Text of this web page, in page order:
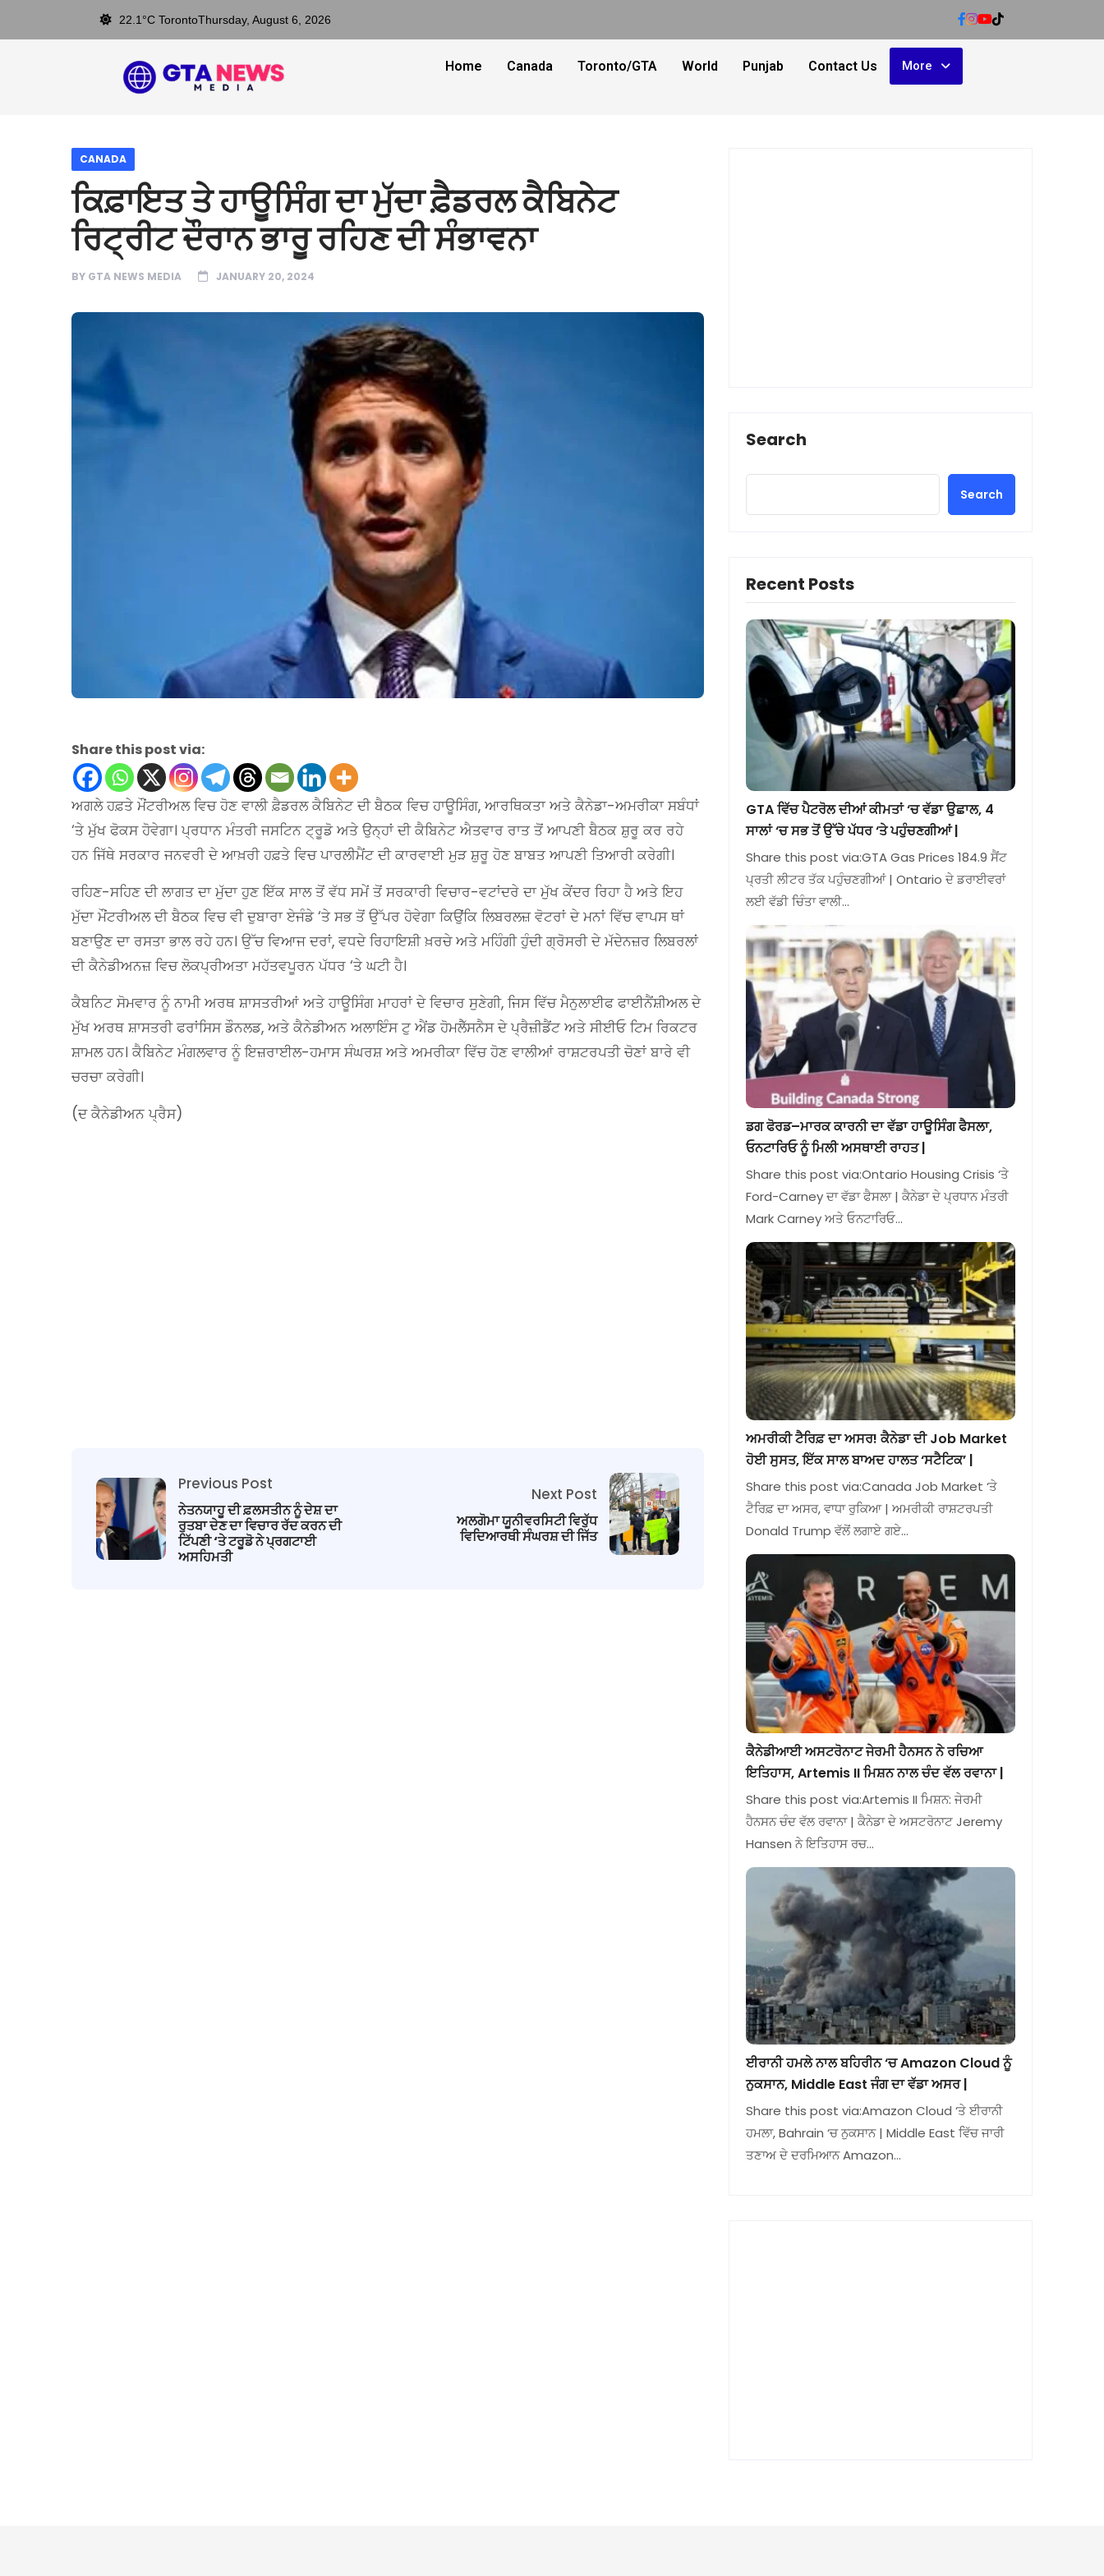
22.1°C TorontoThursday, August 6, 2026
Home Canada Toronto/GTA World Punjab Contact Us More
CANADA
ਕਿਫ਼ਾਇਤ ਤੇ ਹਾਊਸਿੰਗ ਦਾ ਮੁੱਦਾ ਫ਼ੈਡਰਲ ਕੈਬਿਨੇਟ
ਰਿਟ੍ਰੀਟ ਦੌਰਾਨ ਭਾਰੂ ਰਹਿਣ ਦੀ ਸੰਭਾਵਨਾ
BY GTA NEWS MEDIA JANUARY 20, 2024
Share this post via:
ਅਗਲੇ ਹਫ਼ਤੇ ਮੌਂਟਰੀਅਲ ਵਿਚ ਹੋਣ ਵਾਲੀ ਫ਼ੈਡਰਲ ਕੈਬਿਨੇਟ ਦੀ ਬੈਠਕ ਵਿਚ ਹਾਊਸਿੰਗ, ਆਰਥਿਕਤਾ ਅਤੇ ਕੈਨੇਡਾ-ਅਮਰੀਕਾ ਸਬੰਧਾਂ
‘ਤੇ ਮੁੱਖ ਫੋਕਸ ਹੋਵੇਗਾ। ਪ੍ਰਧਾਨ ਮੰਤਰੀ ਜਸਟਿਨ ਟ੍ਰੂਡੋ ਅਤੇ ਉਨ੍ਹਾਂ ਦੀ ਕੈਬਿਨੇਟ ਐਤਵਾਰ ਰਾਤ ਤੋਂ ਆਪਣੀ ਬੈਠਕ ਸ਼ੁਰੂ ਕਰ ਰਹੇ
ਹਨ ਜਿੱਥੇ ਸਰਕਾਰ ਜਨਵਰੀ ਦੇ ਆਖ਼ਰੀ ਹਫ਼ਤੇ ਵਿਚ ਪਾਰਲੀਮੈਂਟ ਦੀ ਕਾਰਵਾਈ ਮੁੜ ਸ਼ੁਰੂ ਹੋਣ ਬਾਬਤ ਆਪਣੀ ਤਿਆਰੀ ਕਰੇਗੀ।
ਰਹਿਣ-ਸਹਿਣ ਦੀ ਲਾਗਤ ਦਾ ਮੁੱਦਾ ਹੁਣ ਇੱਕ ਸਾਲ ਤੋਂ ਵੱਧ ਸਮੇਂ ਤੋਂ ਸਰਕਾਰੀ ਵਿਚਾਰ-ਵਟਾਂਦਰੇ ਦਾ ਮੁੱਖ ਕੇਂਦਰ ਰਿਹਾ ਹੈ ਅਤੇ ਇਹ
ਮੁੱਦਾ ਮੌਂਟਰੀਅਲ ਦੀ ਬੈਠਕ ਵਿਚ ਵੀ ਦੁਬਾਰਾ ਏਜੰਡੇ ‘ਤੇ ਸਭ ਤੋਂ ਉੱਪਰ ਹੋਵੇਗਾ ਕਿਉਂਕਿ ਲਿਬਰਲਜ਼ ਵੋਟਰਾਂ ਦੇ ਮਨਾਂ ਵਿੱਚ ਵਾਪਸ ਥਾਂ
ਬਣਾਉਣ ਦਾ ਰਸਤਾ ਭਾਲ ਰਹੇ ਹਨ। ਉੱਚ ਵਿਆਜ ਦਰਾਂ, ਵਧਦੇ ਰਿਹਾਇਸ਼ੀ ਖ਼ਰਚੇ ਅਤੇ ਮਹਿੰਗੀ ਹੁੰਦੀ ਗ੍ਰੋਸਰੀ ਦੇ ਮੱਦੇਨਜ਼ਰ ਲਿਬਰਲਾਂ
ਦੀ ਕੈਨੇਡੀਅਨਜ਼ ਵਿਚ ਲੋਕਪ੍ਰੀਅਤਾ ਮਹੱਤਵਪੂਰਨ ਪੱਧਰ ‘ਤੇ ਘਟੀ ਹੈ।
ਕੈਬਨਿਟ ਸੋਮਵਾਰ ਨੂੰ ਨਾਮੀ ਅਰਥ ਸ਼ਾਸਤਰੀਆਂ ਅਤੇ ਹਾਊਸਿੰਗ ਮਾਹਰਾਂ ਦੇ ਵਿਚਾਰ ਸੁਣੇਗੀ, ਜਿਸ ਵਿੱਚ ਮੈਨੁਲਾਈਫ ਫਾਈਨੈਂਸ਼ੀਅਲ ਦੇ
ਮੁੱਖ ਅਰਥ ਸ਼ਾਸਤਰੀ ਫਰਾਂਸਿਸ ਡੌਨਲਡ, ਅਤੇ ਕੈਨੇਡੀਅਨ ਅਲਾਇੰਸ ਟੁ ਐਂਡ ਹੋਮਲੈੱਸਨੈਸ ਦੇ ਪ੍ਰੈਜ਼ੀਡੈਂਟ ਅਤੇ ਸੀਈਓ ਟਿਮ ਰਿਕਟਰ
ਸ਼ਾਮਲ ਹਨ। ਕੈਬਿਨੇਟ ਮੰਗਲਵਾਰ ਨੂੰ ਇਜ਼ਰਾਈਲ-ਹਮਾਸ ਸੰਘਰਸ਼ ਅਤੇ ਅਮਰੀਕਾ ਵਿੱਚ ਹੋਣ ਵਾਲੀਆਂ ਰਾਸ਼ਟਰਪਤੀ ਚੋਣਾਂ ਬਾਰੇ ਵੀ
ਚਰਚਾ ਕਰੇਗੀ।
(ਦ ਕੈਨੇਡੀਅਨ ਪ੍ਰੈਸ)
Previous Post
ਨੇਤਨਯਾਹੂ ਦੀ ਫ਼ਲਸਤੀਨ ਨੂੰ ਦੇਸ਼ ਦਾ
ਰੁਤਬਾ ਦੇਣ ਦਾ ਵਿਚਾਰ ਰੱਦ ਕਰਨ ਦੀ
ਟਿੱਪਣੀ ‘ਤੇ ਟਰੂਡੋ ਨੇ ਪ੍ਰਗਟਾਈ
ਅਸਹਿਮਤੀ
Next Post
ਅਲਗੋਮਾ ਯੂਨੀਵਰਸਿਟੀ ਵਿਰੁੱਧ
ਵਿਦਿਆਰਥੀ ਸੰਘਰਸ਼ ਦੀ ਜਿੱਤ
Search
Search
Recent Posts
GTA ਵਿੱਚ ਪੈਟਰੋਲ ਦੀਆਂ ਕੀਮਤਾਂ ‘ਚ ਵੱਡਾ ਉਛਾਲ, 4
ਸਾਲਾਂ ‘ਚ ਸਭ ਤੋਂ ਉੱਚੇ ਪੱਧਰ ‘ਤੇ ਪਹੁੰਚਣਗੀਆਂ |
Share this post via:GTA Gas Prices 184.9 ਸੈਂਟ
ਪ੍ਰਤੀ ਲੀਟਰ ਤੱਕ ਪਹੁੰਚਣਗੀਆਂ | Ontario ਦੇ ਡਰਾਈਵਰਾਂ
ਲਈ ਵੱਡੀ ਚਿੰਤਾ ਵਾਲੀ…
ਡਗ ਫੋਰਡ–ਮਾਰਕ ਕਾਰਨੀ ਦਾ ਵੱਡਾ ਹਾਊਸਿੰਗ ਫੈਸਲਾ,
ਓਨਟਾਰਿਓ ਨੂੰ ਮਿਲੀ ਅਸਥਾਈ ਰਾਹਤ |
Share this post via:Ontario Housing Crisis ‘ਤੇ
Ford-Carney ਦਾ ਵੱਡਾ ਫੈਸਲਾ | ਕੈਨੇਡਾ ਦੇ ਪ੍ਰਧਾਨ ਮੰਤਰੀ
Mark Carney ਅਤੇ ਓਨਟਾਰਿਓ…
ਅਮਰੀਕੀ ਟੈਰਿਫ਼ ਦਾ ਅਸਰ! ਕੈਨੇਡਾ ਦੀ Job Market
ਹੋਈ ਸੁਸਤ, ਇੱਕ ਸਾਲ ਬਾਅਦ ਹਾਲਤ ‘ਸਟੈਟਿਕ’ |
Share this post via:Canada Job Market ‘ਤੇ
ਟੈਰਿਫ਼ ਦਾ ਅਸਰ, ਵਾਧਾ ਰੁਕਿਆ | ਅਮਰੀਕੀ ਰਾਸ਼ਟਰਪਤੀ
Donald Trump ਵੱਲੋਂ ਲਗਾਏ ਗਏ…
ਕੈਨੇਡੀਆਈ ਅਸਟਰੋਨਾਟ ਜੇਰਮੀ ਹੈਨਸਨ ਨੇ ਰਚਿਆ
ਇਤਿਹਾਸ, Artemis II ਮਿਸ਼ਨ ਨਾਲ ਚੰਦ ਵੱਲ ਰਵਾਨਾ |
Share this post via:Artemis II ਮਿਸ਼ਨ: ਜੇਰਮੀ
ਹੈਨਸਨ ਚੰਦ ਵੱਲ ਰਵਾਨਾ | ਕੈਨੇਡਾ ਦੇ ਅਸਟਰੋਨਾਟ Jeremy
Hansen ਨੇ ਇਤਿਹਾਸ ਰਚ…
ਈਰਾਨੀ ਹਮਲੇ ਨਾਲ ਬਹਿਰੀਨ ‘ਚ Amazon Cloud ਨੂੰ
ਨੁਕਸਾਨ, Middle East ਜੰਗ ਦਾ ਵੱਡਾ ਅਸਰ |
Share this post via:Amazon Cloud ‘ਤੇ ਈਰਾਨੀ
ਹਮਲਾ, Bahrain ‘ਚ ਨੁਕਸਾਨ | Middle East ਵਿੱਚ ਜਾਰੀ
ਤਣਾਅ ਦੇ ਦਰਮਿਆਨ Amazon…